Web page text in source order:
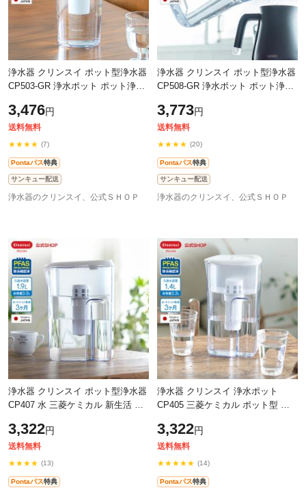
浄水器 クリンスイ ポット型浄水器
CP503-GR 浄水ポット ポット浄水
三菱ケミカル [CP503-GR] PFAS
PFO
3,476円
送料無料
★★★★ (7)
Pontaパス特典
サンキュー配送
浄水器のクリンスイ、公式ＳＨＯＰ
浄水器 クリンスイ ポット型浄水器
CP508-GR 浄水ポット ポット浄水
三菱ケミカル [CP508-GR] PFAS
PFO
3,773円
送料無料
★★★★ (20)
Pontaパス特典
サンキュー配送
浄水器のクリンスイ、公式ＳＨＯＰ
浄水器 クリンスイ ポット型浄水器
CP407 水 三菱ケミカル 新生活 キ
容量 1.9リットル [CP407-WT]
PFAS
3,322円
送料無料
★★★★ (13)
Pontaパス特典
浄水器 クリンスイ 浄水ポット
CP405 三菱ケミカル ポット型 冷
1.4リットル [CP405-WT] PFAS
PFOS PFOA
3,322円
送料無料
★★★★★ (14)
Pontaパス特典